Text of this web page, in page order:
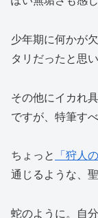
少年期に何かが
タリだったと思い
その他にイカれ
ですが、特筆す
ちょっと 「狩人
通じるような、
蛇のように。自